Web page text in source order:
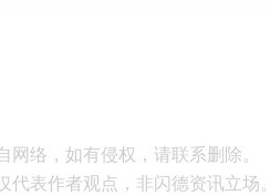
网络，如有侵权，请联系删除。
代表作者观点，非闪德资讯立场。